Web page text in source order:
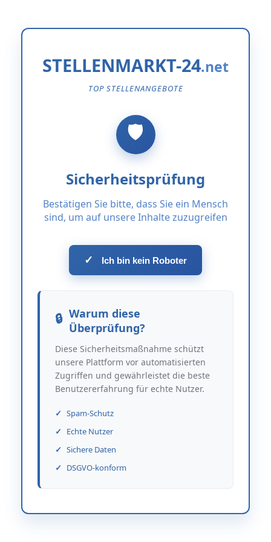
STELLENMARKT-24
TOP STELLENANGEBOTE
Sicherheitsprüfung
Bestätigen Sie bitte, dass Sie ein Mensch
sind, um auf unsere Inhalte zuzugreifen
✓ Ich bin kein Roboter
Warum diese
Überprüfung?
Diese Sicherheitsmaßnahme schützt
unsere Plattform vor automatisierten
Zugriffen und gewährleistet die beste
Benutzererfahrung für echte Nutzer.
Spam-Schutz
Echte Nutzer
Sichere Daten
DSGVO-konform